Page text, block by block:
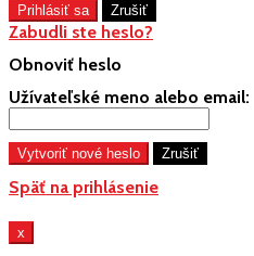
Zabudli ste heslo?
Obnoviť heslo
Užívateľské meno alebo email:
Späť na prihlásenie
x